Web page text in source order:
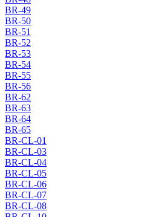
BR-49
BR-50
BR-51
BR-52
BR-53
BR-54
BR-55
BR-56
BR-62
BR-63
BR-64
BR-65
BR-CL-01
BR-CL-03
BR-CL-04
BR-CL-05
BR-CL-06
BR-CL-07
BR-CL-08